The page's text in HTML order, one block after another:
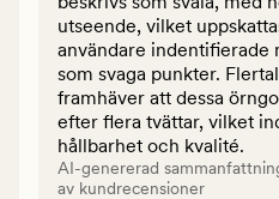
utseende, vilket
användare indentifierade
som svaga punkter.
framhäver att dessa
efter flera tvättar, vilket
hållbarhet och kvalité.
AI-genererad
av kundrecensioner